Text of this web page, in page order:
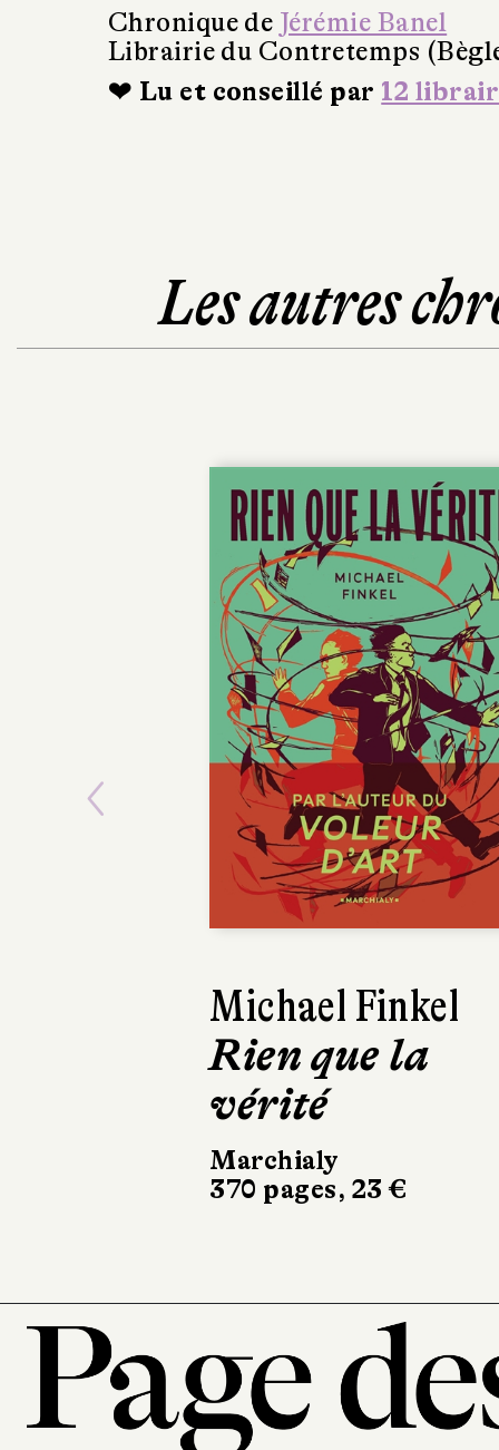
Chronique de Jérémie Banel
Librairie du Contretemps
❤ Lu et conseillé par 12
Les autres
Emmanuel
Sur la route
la Loire
Stock
266 pages, 20,90 €
Previous